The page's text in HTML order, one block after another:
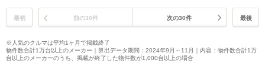
最初 前の30件 次の30件 最後
※人気のクルマは平均1ヶ月で掲載終了
物件数合計1万台以上のメーカー｜算出データ期間：2024年9月～11月｜内容：物件数合計1万
台以上のメーカーのうち、掲載が終了した物件数が1,000台以上の場合